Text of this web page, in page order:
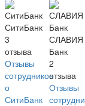
СитиБанк
3
отзыва
Отзывы
сотрудников
о
СитиБанк
СЛАВИЯ
Банк
2
отзыва
Отзывы